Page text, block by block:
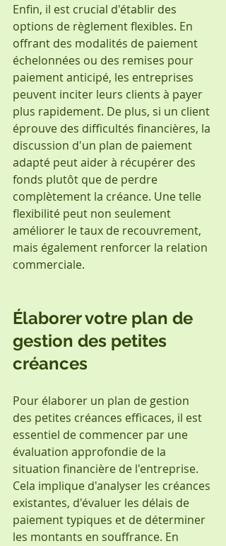
Enfin, il est crucial d'établir des
options de règlement flexibles. En
offrant des modalités de paiement
échelonnées ou des remises pour
paiement anticipé, les entreprises
peuvent inciter leurs clients à payer
plus rapidement. De plus, si un client
éprouve des difficultés financières, la
discussion d'un plan de paiement
adapté peut aider à récupérer des
fonds plutôt que de perdre
complètement la créance. Une telle
flexibilité peut non seulement
améliorer le taux de recouvrement,
mais également renforcer la relation
commerciale.
Élaborer votre plan de
gestion des petites
créances
Pour élaborer un plan de gestion
des petites créances efficaces, il est
essentiel de commencer par une
évaluation approfondie de la
situation financière de l'entreprise.
Cela implique d'analyser les créances
existantes, d'évaluer les délais de
paiement typiques et de déterminer
les montants en souffrance. En